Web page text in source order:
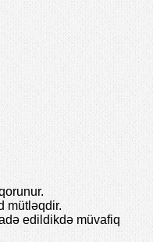
mütləqdir.
edildikdə müvafiq